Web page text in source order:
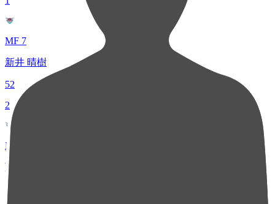
MF 7
新井 晴樹
52
2
MF 16
西澤 健太
51